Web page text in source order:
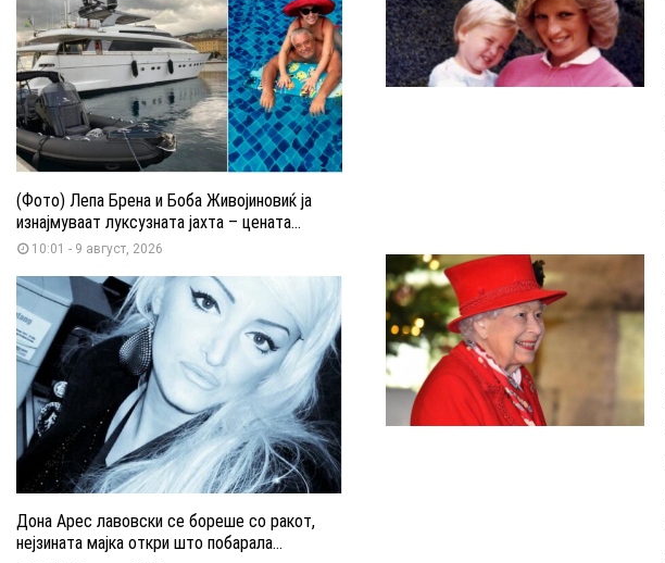
(Фото) Лепа Брена и Боба Живојиновиќ ја
изнајмуваат луксузната јахта – цената...
10:01 - 9 август, 2026
Дона Арес лавовски се бореше со ракот,
нејзината мајка откри што побарала...